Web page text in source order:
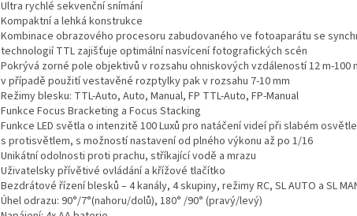
Ultra rychlé sekvenční snímání
Kompaktní a lehká konstrukce
Kombinace obrazového procesoru zabudovaného ve fotoaparátu se
technologií TTL zajišťuje optimální nasvícení fotografických scén
Pokrývá zorné pole objektivů v rozsahu ohniskových vzdáleností 12 m-100
v případě použití vestavěné rozptylky pak v rozsahu 7-10 mm
Režimy blesku: TTL-Auto, Auto, Manual, FP TTL-Auto, FP-Manual
Funkce Focus Bracketing a Focus Stacking
Funkce LED světla o intenzitě 100 Luxů pro natáčení videí při slabém
s protisvětlem, s možností nastavení od plného výkonu až po 1/16
Unikátní odolnosti proti prachu, stříkající vodě a mrazu
Uživatelsky přívětivé ovládání a křížové tlačítko
Bezdrátové řízení blesků – 4 kanály, 4 skupiny, režimy RC, SL AUTO a SL
Úhel odrazu: 90°/7°(nahoru/dolů), 180° /90° (pravý/levý)